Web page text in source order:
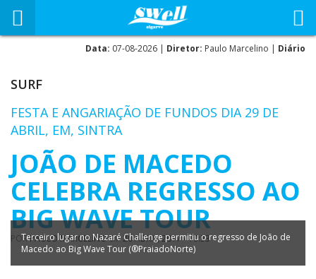
Data: 07-08-2026 | Diretor: Paulo Marcelino | Diário
SURF
FESTA E ANGARIAÇÃO DE FUNDOS DIA 29 DE
ABRIL, EM, SINTRA
JOÃO DE MACEDO
CELEBRA REGRESSO AO
BIG WAVE TOUR
PORPAULO MARCELINOEM20 ABRIL, 2017 - 19:33
Terceiro lugar no Nazaré Challenge permitiu o regresso de João de
Macedo ao Big Wave Tour (®PraiadoNorte)